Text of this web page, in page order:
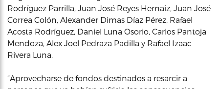
Rodríguez Parrilla, Juan José Reyes Hernaiz, Juan José
Correa Colón, Alexander Dimas Díaz Pérez, Rafael
Acosta Rodríguez, Daniel Luna Osorio, Carlos Pantoja
Mendoza, Alex Joel Pedraza Padilla y Rafael Izaac
Rivera Luna.
“Aprovecharse de fondos destinados a resarcir a